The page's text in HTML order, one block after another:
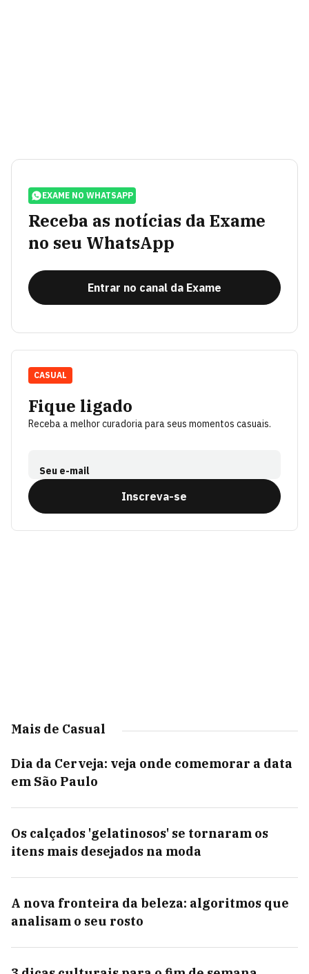
EXAME NO WHATSAPP
Receba as notícias da Exame
no seu WhatsApp
Entrar no canal da Exame
Fique ligado
Receba a melhor curadoria para seus momentos casuais.
Seu e-mail
Inscreva-se
CASUAL
Mais de Casual
Dia da Cerveja: veja onde comemorar a data
em São Paulo
Os calçados 'gelatinosos' se tornaram os
itens mais desejados na moda
A nova fronteira da beleza: algoritmos que
analisam o seu rosto